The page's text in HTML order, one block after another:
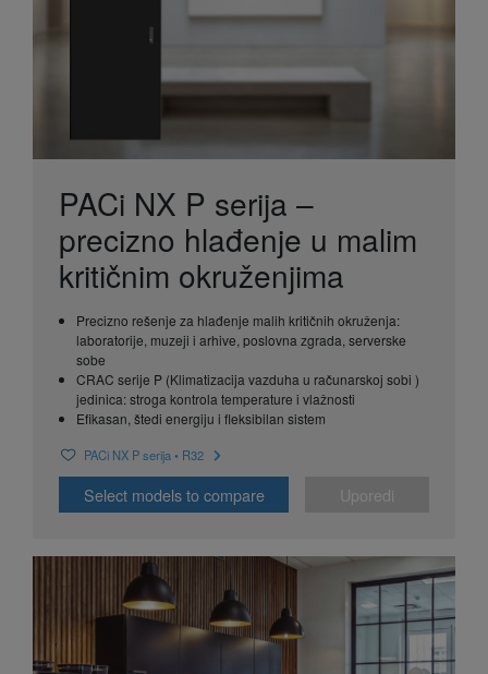
PACi NX P serija –
precizno hlađenje u malim
kritičnim okruženjima
Precizno rešenje za hlađenje malih kritičnih okruženja:
laboratorije, muzeji i arhive, poslovna zgrada, serverske
sobe
CRAC serije P (Klimatizacija vazduha u računarskoj sobi )
jedinica: stroga kontrola temperature i vlažnosti
Efikasan, štedi energiju i fleksibilan sistem
PACi NX P serija • R32
Select models to compare Uporedi